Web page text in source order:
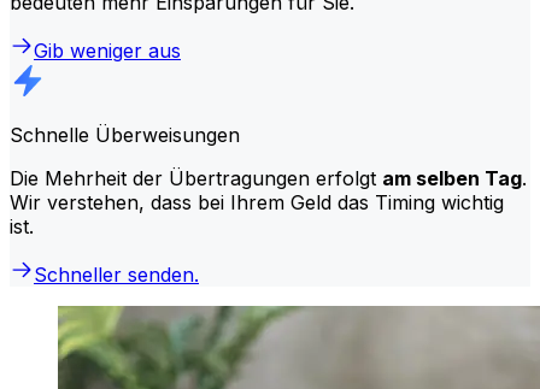
Gib weniger aus
Schnelle Überweisungen
Die Mehrheit der Übertragungen erfolgt am selben Tag.
Wir verstehen, dass bei Ihrem Geld das Timing wichtig
ist.
Schneller senden.